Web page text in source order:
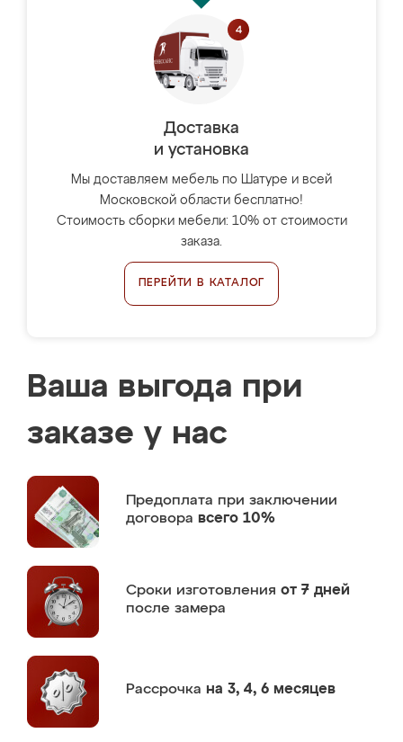
Доставка
и установка
Мы доставляем мебель по Шатуре и всей
Московской области бесплатно!
Стоимость сборки мебели: 10% от стоимости
заказа.
ПЕРЕЙТИ В КАТАЛОГ
Ваша выгода при
заказе у нас
Предоплата при заключении
договора всего 10%
Сроки изготовления от 7 дней
после замера
Рассрочка на 3, 4, 6 месяцев